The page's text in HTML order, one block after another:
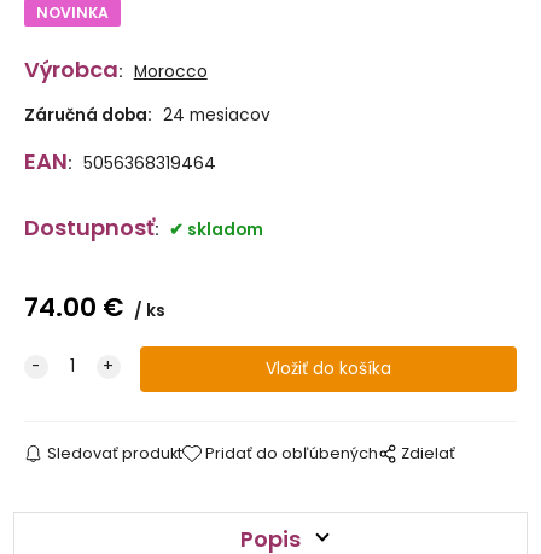
NOVINKA
Výrobca: Morocco
Záručná doba: 24 mesiacov
EAN: 5056368319464
Dostupnosť: skladom
74.00 € ks
Sledovať produkt Pridať do obľúbených Zdielať
Popis